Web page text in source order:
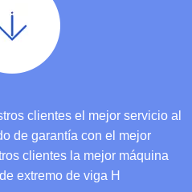
clientes el mejor servicio al
de garantía con el mejor
clientes la mejor máquina
extremo de viga H